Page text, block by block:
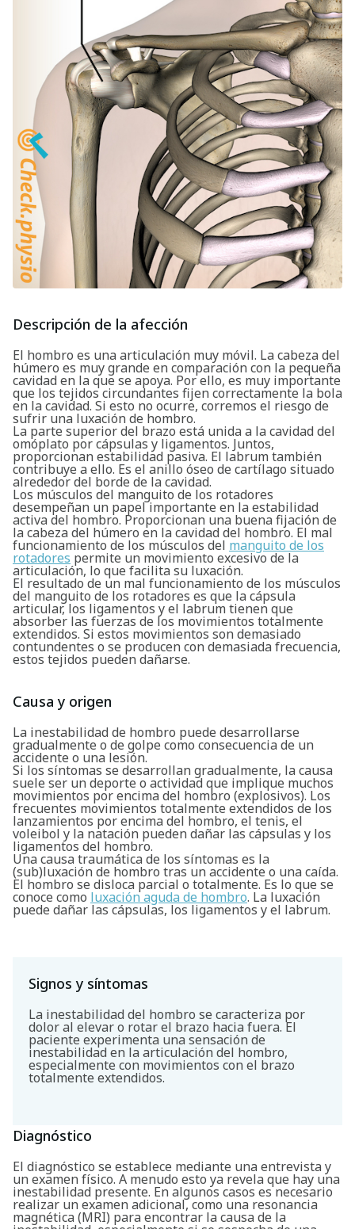
Buscar
Descripción de la afección
El hombro es una articulación muy móvil. La cabeza del
húmero es muy grande en comparación con la pequeña
cavidad en la que se apoya. Por ello, es muy importante
que los tejidos circundantes fijen correctamente la bola
en la cavidad. Si esto no ocurre, corremos el riesgo de
sufrir una luxación de hombro.
La parte superior del brazo está unida a la cavidad del
omóplato por cápsulas y ligamentos. Juntos,
proporcionan estabilidad pasiva. El labrum también
contribuye a ello. Es el anillo óseo de cartílago situado
alrededor del borde de la cavidad.
Los músculos del manguito de los rotadores
desempeñan un papel importante en la estabilidad
activa del hombro. Proporcionan una buena fijación de
la cabeza del húmero en la cavidad del hombro. El mal
funcionamiento de los músculos del manguito de los
rotadores permite un movimiento excesivo de la
articulación, lo que facilita su luxación.
El resultado de un mal funcionamiento de los músculos
del manguito de los rotadores es que la cápsula
articular, los ligamentos y el labrum tienen que
absorber las fuerzas de los movimientos totalmente
extendidos. Si estos movimientos son demasiado
contundentes o se producen con demasiada frecuencia,
estos tejidos pueden dañarse.
Causa y origen
La inestabilidad de hombro puede desarrollarse
gradualmente o de golpe como consecuencia de un
accidente o una lesión.
Si los síntomas se desarrollan gradualmente, la causa
suele ser un deporte o actividad que implique muchos
movimientos por encima del hombro (explosivos). Los
frecuentes movimientos totalmente extendidos de los
lanzamientos por encima del hombro, el tenis, el
voleibol y la natación pueden dañar las cápsulas y los
ligamentos del hombro.
Una causa traumática de los síntomas es la
(sub)luxación de hombro tras un accidente o una caída.
El hombro se disloca parcial o totalmente. Es lo que se
conoce como luxación aguda de hombro. La luxación
puede dañar las cápsulas, los ligamentos y el labrum.
Signos y síntomas
La inestabilidad del hombro se caracteriza por
dolor al elevar o rotar el brazo hacia fuera. El
paciente experimenta una sensación de
inestabilidad en la articulación del hombro,
especialmente con movimientos con el brazo
totalmente extendidos.
Diagnóstico
El diagnóstico se establece mediante una entrevista y
un examen físico. A menudo esto ya revela que hay una
inestabilidad presente. En algunos casos es necesario
realizar un examen adicional, como una resonancia
magnética (MRI) para encontrar la causa de la